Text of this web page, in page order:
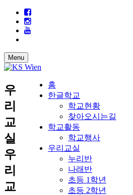
Menu
홈
한글학교
학교현황
찾아오시는길
학교활동
학교행사
우리교실
누리반
나래반
초등 1학년
초등 2학년
우
리
교
실
우
리
교